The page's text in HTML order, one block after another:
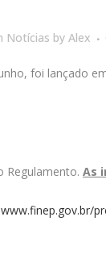
Notícias by Alex
foi lançado
Regulamento. As
www.finep.gov.br/